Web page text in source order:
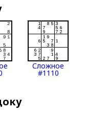
Сложное
#1110